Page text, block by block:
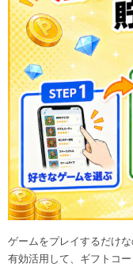
ゲームをプレイするだけ
有効活用して、ギフトコー